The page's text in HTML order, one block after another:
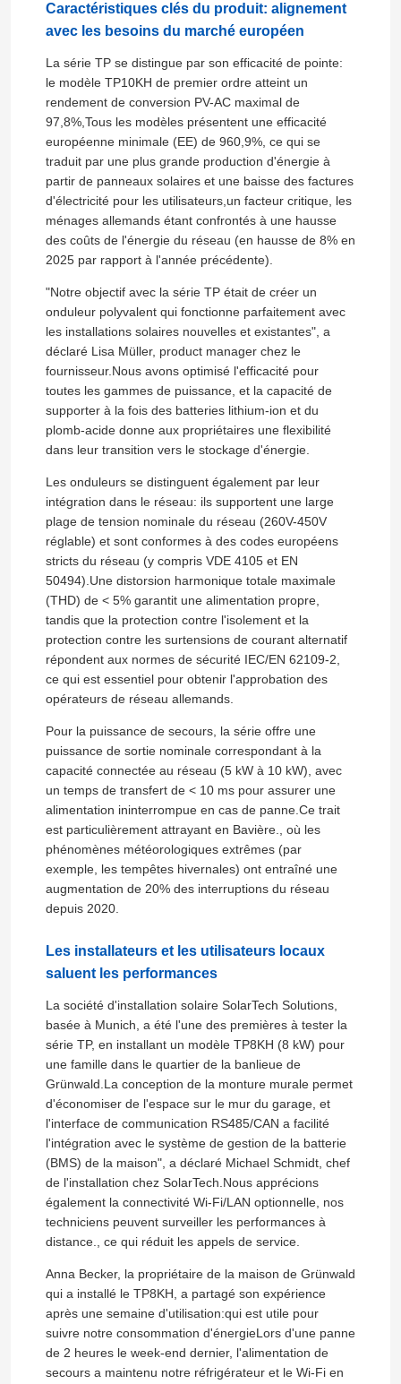
À la maison
Produits
Vidéos
À propos de nous
Visite de l'usine
Contrôle de la qualité
Nous contacter
Demandez un devis
commande variable de fréquence de vfd
Caractéristiques clés du produit: alignement
avec les besoins du marché européen
La série TP se distingue par son efficacité de pointe:
le modèle TP10KH de premier ordre atteint un
rendement de conversion PV-AC maximal de
97,8%,Tous les modèles présentent une efficacité
européenne minimale (EE) de 960,9%, ce qui se
traduit par une plus grande production d'énergie à
partir de panneaux solaires et une baisse des factures
d'électricité pour les utilisateurs,un facteur critique, les
ménages allemands étant confrontés à une hausse
des coûts de l'énergie du réseau (en hausse de 8% en
2025 par rapport à l'année précédente).
"Notre objectif avec la série TP était de créer un
onduleur polyvalent qui fonctionne parfaitement avec
les installations solaires nouvelles et existantes", a
déclaré Lisa Müller, product manager chez le
fournisseur.Nous avons optimisé l'efficacité pour
toutes les gammes de puissance, et la capacité de
supporter à la fois des batteries lithium-ion et du
plomb-acide donne aux propriétaires une flexibilité
dans leur transition vers le stockage d'énergie.
Les onduleurs se distinguent également par leur
intégration dans le réseau: ils supportent une large
plage de tension nominale du réseau (260V-450V
réglable) et sont conformes à des codes européens
stricts du réseau (y compris VDE 4105 et EN
50494).Une distorsion harmonique totale maximale
(THD) de < 5% garantit une alimentation propre,
tandis que la protection contre l'isolement et la
protection contre les surtensions de courant alternatif
répondent aux normes de sécurité IEC/EN 62109-2,
ce qui est essentiel pour obtenir l'approbation des
opérateurs de réseau allemands.
Pour la puissance de secours, la série offre une
puissance de sortie nominale correspondant à la
capacité connectée au réseau (5 kW à 10 kW), avec
un temps de transfert de < 10 ms pour assurer une
alimentation ininterrompue en cas de panne.Ce trait
est particulièrement attrayant en Bavière., où les
phénomènes météorologiques extrêmes (par
exemple, les tempêtes hivernales) ont entraîné une
augmentation de 20% des interruptions du réseau
depuis 2020.
Les installateurs et les utilisateurs locaux
saluent les performances
La société d'installation solaire SolarTech Solutions,
basée à Munich, a été l'une des premières à tester la
série TP, en installant un modèle TP8KH (8 kW) pour
une famille dans le quartier de la banlieue de
Grünwald.La conception de la monture murale permet
d'économiser de l'espace sur le mur du garage, et
l'interface de communication RS485/CAN a facilité
l'intégration avec le système de gestion de la batterie
(BMS) de la maison", a déclaré Michael Schmidt, chef
de l'installation chez SolarTech.Nous apprécions
également la connectivité Wi-Fi/LAN optionnelle, nos
techniciens peuvent surveiller les performances à
distance., ce qui réduit les appels de service.
Anna Becker, la propriétaire de la maison de Grünwald
qui a installé le TP8KH, a partagé son expérience
après une semaine d'utilisation:qui est utile pour
suivre notre consommation d'énergieLors d'une panne
de 2 heures le week-end dernier, l'alimentation de
secours a maintenu notre réfrigérateur et le Wi-Fi en